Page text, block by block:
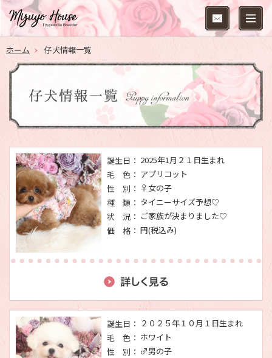
ホーム 仔犬情報一覧
誕生日： 2025年1月２１日生まれ
毛 色： アプリコット
性 別： ♀女の子
種 類： タイニーサイズ予想♡
状 況： ご家族が決まりました♡
価 格： 円(税込み)
誕生日： ２０２５年１０月１日生まれ
毛 色： ホワイト
性 別： ♂男の子